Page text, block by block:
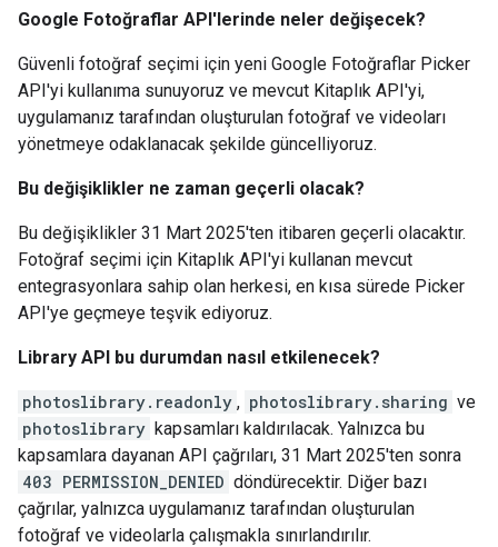
Google Fotoğraflar API'lerinde neler değişecek?
Güvenli fotoğraf seçimi için yeni Google Fotoğraflar Picker
API'yi kullanıma sunuyoruz ve mevcut Kitaplık API'yi,
uygulamanız tarafından oluşturulan fotoğraf ve videoları
yönetmeye odaklanacak şekilde güncelliyoruz.
Bu değişiklikler ne zaman geçerli olacak?
Bu değişiklikler 31 Mart 2025'ten itibaren geçerli olacaktır.
Fotoğraf seçimi için Kitaplık API'yi kullanan mevcut
entegrasyonlara sahip olan herkesi, en kısa sürede Picker
API'ye geçmeye teşvik ediyoruz.
Library API bu durumdan nasıl etkilenecek?
photoslibrary.readonly , photoslibrary.sharing ve
photoslibrary kapsamları kaldırılacak. Yalnızca bu
kapsamlara dayanan API çağrıları, 31 Mart 2025'ten sonra
403 PERMISSION_DENIED döndürecektir. Diğer bazı
çağrılar, yalnızca uygulamanız tarafından oluşturulan
fotoğraf ve videolarla çalışmakla sınırlandırılır.